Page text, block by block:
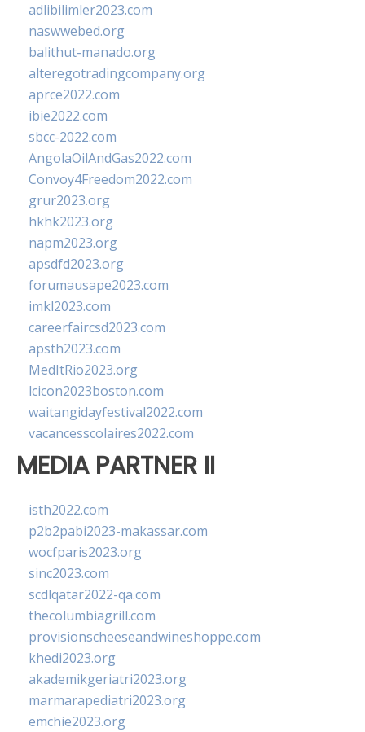
adlibilimler2023.com
naswwebed.org
balithut-manado.org
alteregotradingcompany.org
aprce2022.com
ibie2022.com
sbcc-2022.com
AngolaOilAndGas2022.com
Convoy4Freedom2022.com
grur2023.org
hkhk2023.org
napm2023.org
apsdfd2023.org
forumausape2023.com
imkl2023.com
careerfaircsd2023.com
apsth2023.com
MedItRio2023.org
lcicon2023boston.com
waitangidayfestival2022.com
vacancesscolaires2022.com
MEDIA PARTNER II
isth2022.com
p2b2pabi2023-makassar.com
wocfparis2023.org
sinc2023.com
scdlqatar2022-qa.com
thecolumbiagrill.com
provisionscheeseandwineshoppe.com
khedi2023.org
akademikgeriatri2023.org
marmarapediatri2023.org
emchie2023.org